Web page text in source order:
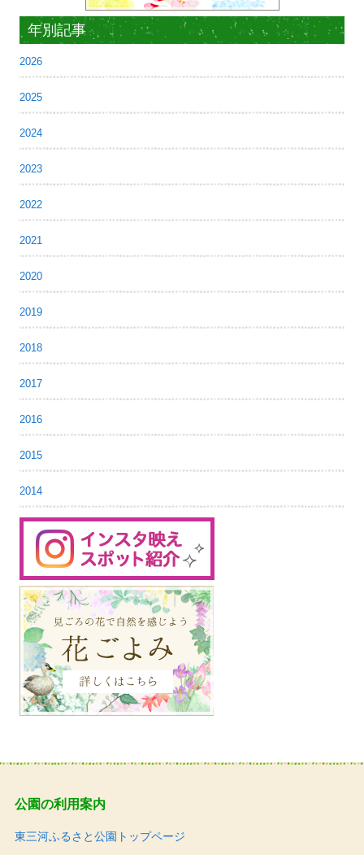
年別記事
2026
2025
2024
2023
2022
2021
2020
2019
2018
2017
2016
2015
2014
公園の利用案内
東三河ふるさと公園トップページ